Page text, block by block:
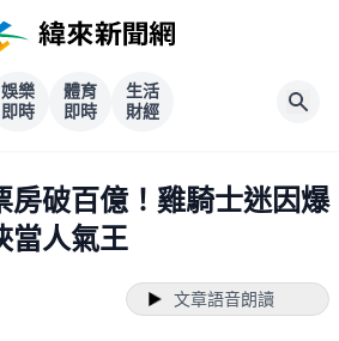
娛樂
即時
體育
即時
生活
財經
房破百億！雞騎士迷因爆
人氣王
文章語音朗讀